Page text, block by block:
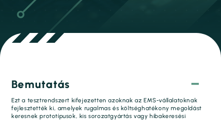
Bemutatás
Ezt a tesztrendszert kifejezetten azoknak az EMS-vállalatoknak
fejlesztették ki, amelyek rugalmas és költséghatékony megoldást
keresnek prototípusok, kis sorozatgyártás vagy hibakeresési